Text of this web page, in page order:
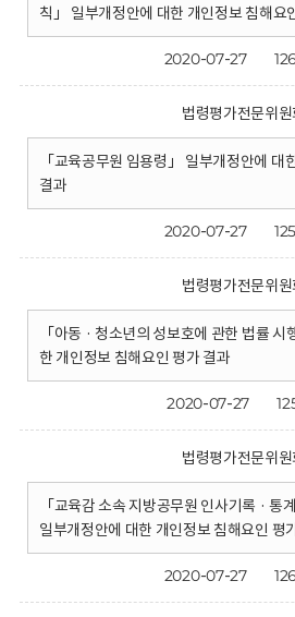
칙」 일부개정안에 대한 개인정보 침해요
2020-07-27
법령평가전문위원
「교육공무원 임용령」 일부개정안에 대
결과
2020-07-27
법령평가전문위원
「아동 · 청소년의 성보호에 관한 법률
한 개인정보 침해요인 평가 결과
2020-07-27
법령평가전문위원
「교육감 소속 지방공무원 인사기록 · 통
일부개정안에 대한 개인정보 침해요인 평
2020-07-27